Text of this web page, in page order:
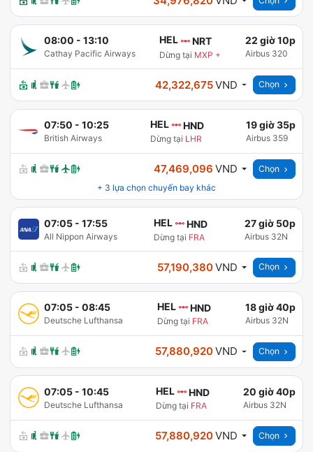
08:00 - 13:10
Cathay Pacific Airways
HEL NRT
Dừng tại MXP +
22 giờ 10p
Airbus 320
42,322,675VND Chọn
07:50 - 10:25
British Airways
HEL HND
Dừng tại LHR
19 giờ 35p
Airbus 359
47,469,096 VND
Chọn
+ 3 lựa chọn chuyến bay khác
07:05- 17:55
All Nippon Airways
HEL HND
Dừng tại FRA
27 giờ 50p
Airbus 32N
57,190,380VND Chọn
07:05- 08:45
Deutsche Lufthansa
HEL HND
Dừng tại FRA
18 giờ 40p
Airbus 32N
57,880,920VND Chọn
07:05- 10:45
Deutsche Lufthansa
HEL HND
Dừng tại FRA
20 giờ 40p
Airbus 32N
57,880,920VND Chọn